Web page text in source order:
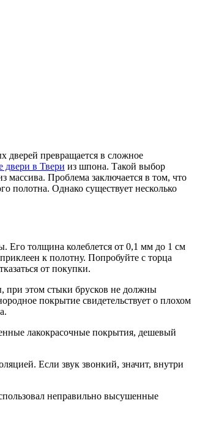
дверей превращается в сложное
двери в Твери из шпона. Такой выбор
массива. Проблема заключается в том, что
полотна. Однако существует несколько
толщина колеблется от 0,1 мм до 1 см
к полотну. Попробуйте с торца
от покупки.
при этом стыки брусков не должны
покрытие свидетельствует о плохом
лакокрасочные покрытия, дешевый
Если звук звонкий, значит, внутри
неправильно высушенные